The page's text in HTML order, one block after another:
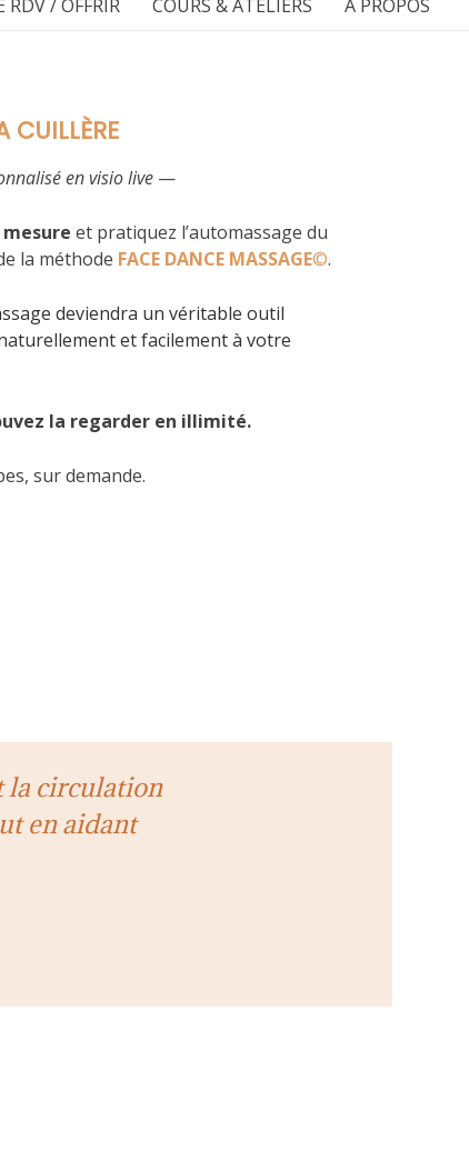
RDV / OFFRIR COURS & ATELIERS A PROPOS
CUILLÈRE
en visio live—
mesureet pratiquez l’automassage du
la méthode FACE DANCE MASSAGE©.
deviendra un véritable outil
et facilement à votre
la regarder en illimité.
sur demande.
la circulation
en aidant